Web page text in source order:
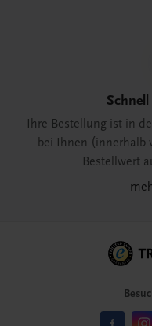
Ihre Bestellung ist in
bei Ihnen (innerhalb
Bestellwert